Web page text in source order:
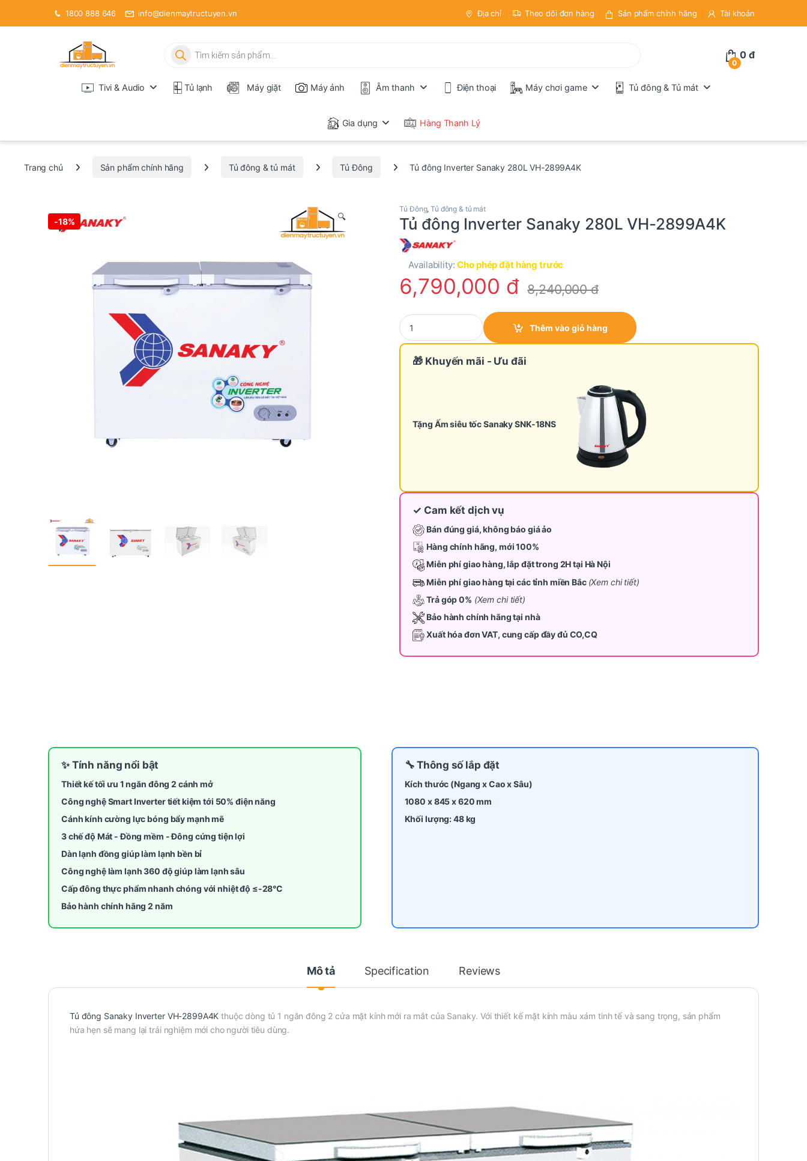
1800 888 646 info@dienmaytructuyen.vn Địa chỉ Theo dõi đơn hàng Sản phẩm chính hãng Tài khoản
Tìm kiếm sản phẩm
0
0đ
Tivi & Audio Tủ lạnh Máy giặt Máy ảnh Âm thanh Điện thoại Máy chơi game Tủ đông & Tủ mát
Gia dụng Hàng Thanh Lý
Trang chủ Sản phẩm chính hãng Tủ đông & tủ mát Tủ Đông Tủ đông Inverter Sanaky 280L VH-2899A4K
-18% 🔍
Tủ Đông,Tủ đông & tủ mát
Tủ đông Inverter Sanaky 280L VH-2899A4K
Availability:Cho phép đặt hàng trước
6,790,000 đ 8,240,000đ
Tủ đông Inverter Sanaky 280L VH-2899A4K quantity
Thêm vào giỏ hàng
🎁 Khuyến mãi - Ưu đãi
Tặng Ấm siêu tốc Sanaky SNK-18NS
✓ Cam kết dịch vụ
Bán đúng giá, không báo giá ảo
Hàng chính hãng, mới 100%
Miễn phí giao hàng, lắp đặt trong 2H tại Hà Nội
Miễn phí giao hàng tại các tỉnh miền Bắc (Xem chi tiết)
Trả góp 0% (Xem chi tiết)
Bảo hành chính hãng tại nhà
Xuất hóa đơn VAT, cung cấp đầy đủ CO,CQ
✨ Tính năng nổi bật
Thiết kế tối ưu 1 ngăn đông 2 cánh mở
Công nghệ Smart Inverter tiết kiệm tới 50% điện năng
Cánh kính cường lực bóng bẩy mạnh mẽ
3 chế độ Mát - Đồng mềm - Đông cứng tiện lợi
Dàn lạnh đồng giúp làm lạnh bền bỉ
Công nghệ làm lạnh 360 độ giúp làm lạnh sâu
Cấp đông thực phẩm nhanh chóng với nhiệt độ ≤-28°C
Bảo hành chính hãng 2 năm
🔧 Thông số lắp đặt
Kích thước (Ngang x Cao x Sâu)
1080 x 845 x 620 mm
Khối lượng: 48 kg
Mô tả Specification Reviews
Tủ đông Sanaky Inverter VH-2899A4K thuộc dòng tủ 1 ngăn đông 2 cửa mặt kính mới ra mắt của Sanaky. Với thiết kế mặt kính màu xám tinh tế và sang trọng, sản phẩm
hứa hẹn sẽ mang lại trải nghiệm mới cho người tiêu dùng.